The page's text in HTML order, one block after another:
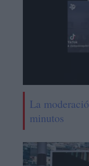
La
minutos